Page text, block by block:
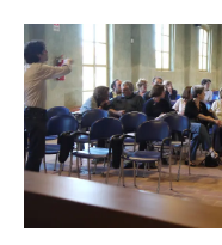
Partner
Contatti
Italiano
German
English
ecohotel
rassegna stampa